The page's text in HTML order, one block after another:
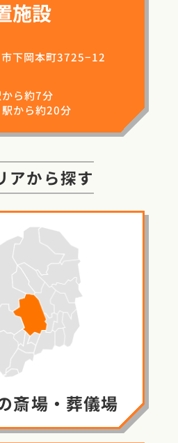
施設
下岡本町3725−12
ら約7分
から約20分
アから探す
斎場・葬儀場